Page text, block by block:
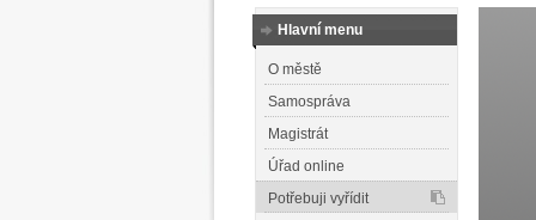
Hlavní menu
O městě
Samospráva
Magistrát
Úřad online
Potřebuji vyřídit